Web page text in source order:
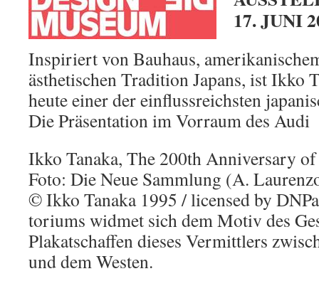
17. JUNI
Inspiriert von Bauhaus,
ästhetischen Tradition Japans, ist Ikko
heute einer der einflussreichsten
Die Präsentation im Vorraum des Audi
Ikko Tanaka, The 200th Anniversary
Foto: Die Neue Sammlung (A.
© Ikko Tanaka 1995 / licensed by
toriums widmet sich dem Motiv des
Plakatschaffen dieses Vermittlers
und dem Westen.